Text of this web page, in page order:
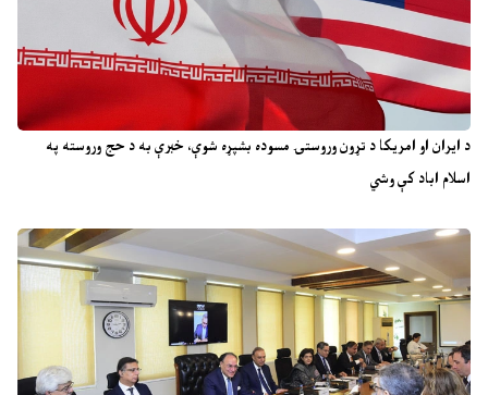
د ایران او امریکا د تړون وروستۍ مسوده بشپړه شوې، خبرې به د حج وروسته په
اسلام اباد کې وشي